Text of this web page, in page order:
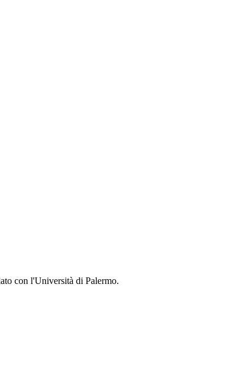
con l'Università di Palermo.